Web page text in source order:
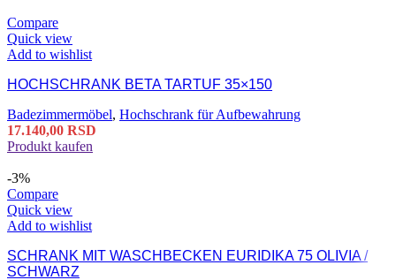
Compare
Quick view
Add to wishlist
HOCHSCHRANK BETA TARTUF 35×150
Badezimmermöbel, Hochschrank für Aufbewahrung
17.140,00 RSD
Produkt kaufen
-3%
Compare
Quick view
Add to wishlist
SCHRANK MIT WASCHBECKEN EURIDIKA 75 OLIVIA /
SCHWARZ